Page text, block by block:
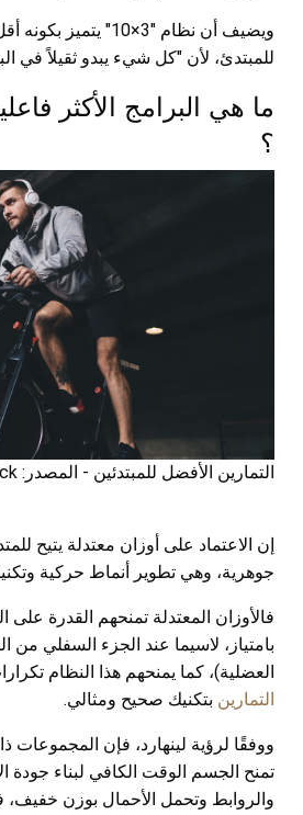
ويضيف أن نظام "3×10"
للمبتدئ، لأن "كل شيء يبدو ثقيلاً في
ما هي البرامج الأكثر
؟
التمارين الأفضل للمبتدئين - المصدر: shutterstock
إن الاعتماد على أوزان معتدلة يتيح
جوهرية، وهي تطوير أنماط حركية
فالأوزان المعتدلة تمنحهم القدرة على
بامتياز، لاسيما عند الجزء السفلي من
العضلية)، كما يمنحهم هذا النظام
التمارين بتكنيك صحيح ومثالي.
ووفقًا لرؤية لينهارد، فإن المجموعات
تمنح الجسم الوقت الكافي لبناء جودة
والروابط وتحمل الأحمال بوزن